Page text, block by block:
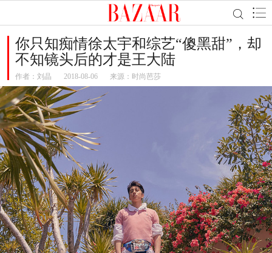
你只知痴情徐太宇和综艺“傻黑甜”，却
不知镜头后的才是王大陆
作者： 刘晶 2018-08-06 来源：时尚芭莎